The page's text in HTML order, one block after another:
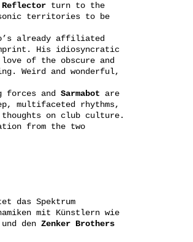
Reflectorturn to the
territories to be
already affiliated
His idiosyncratic
of the obscure and
Weird and wonderful,
and Sarmabot are
multifaceted rhythms,
on club culture.
from the two
das Spektrum
mit Künstlern wie
und denZenker Brothers